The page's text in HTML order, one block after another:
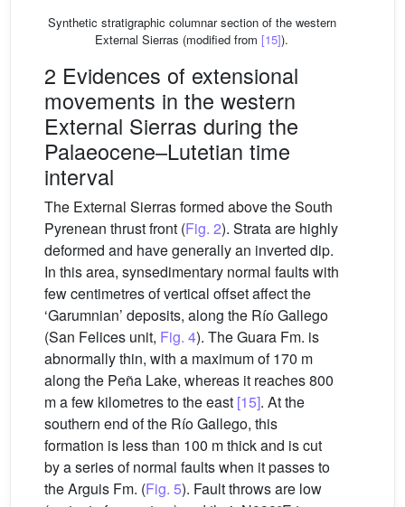
Synthetic stratigraphic columnar section of the western
External Sierras (modified from [15]).
2 Evidences of extensional
movements in the western
External Sierras during the
Palaeocene–Lutetian time
interval
The External Sierras formed above the South
Pyrenean thrust front (Fig. 2). Strata are highly
deformed and have generally an inverted dip.
In this area, synsedimentary normal faults with
few centimetres of vertical offset affect the
‘Garumnian’ deposits, along the Río Gallego
(San Felices unit, Fig. 4). The Guara Fm. is
abnormally thin, with a maximum of 170 m
along the Peña Lake, whereas it reaches 800
m a few kilometres to the east [15]. At the
southern end of the Río Gallego, this
formation is less than 100 m thick and is cut
by a series of normal faults when it passes to
the Arguis Fm. (Fig. 5). Fault throws are low